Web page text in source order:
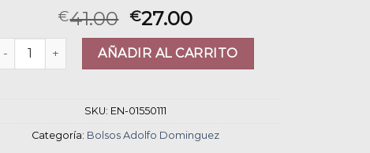
€41.00 €27.00
bolsos adolfo dominguez cantidad
AÑADIR AL CARRITO
SKU: EN-01550111
Categoría: Bolsos Adolfo Dominguez